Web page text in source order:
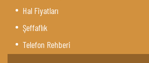
Hal Fiyatları
Şeffaflık
Telefon Rehberi